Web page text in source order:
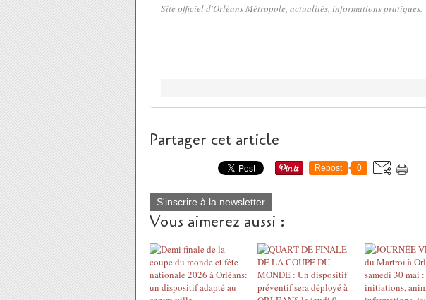
Site officiel d'Orléans Métropole, actualités, informations pratiques.
Partager cet article
Repost 0
S'inscrire à la newsletter
Vous aimerez aussi :